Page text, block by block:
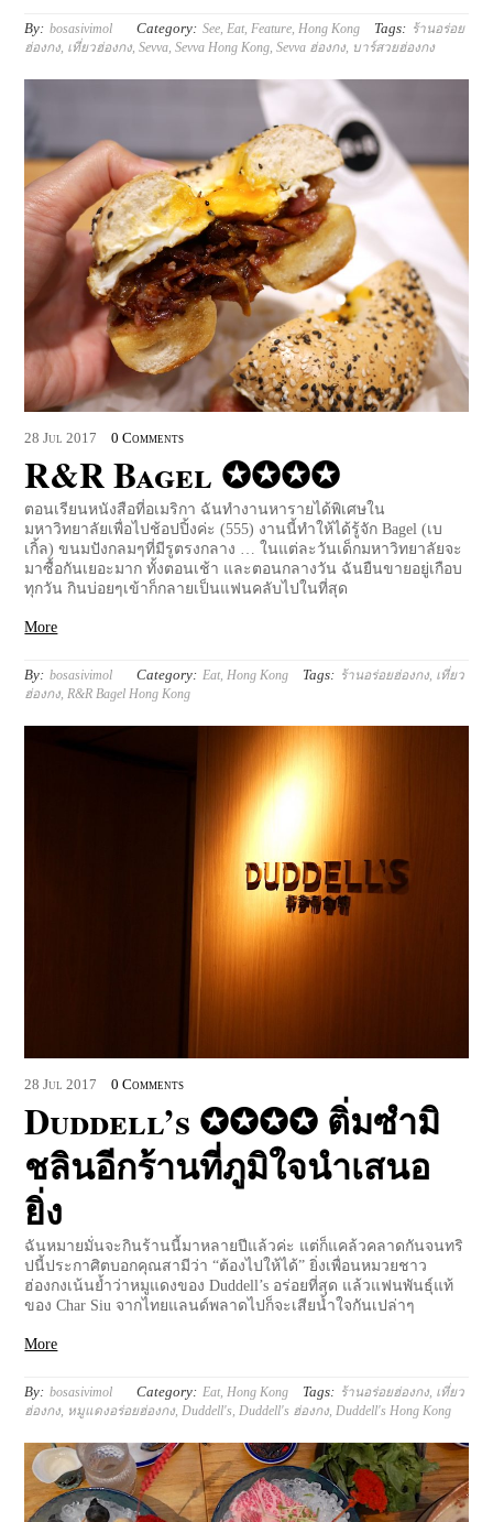
By: bosasivimol Category: See Eat, Feature Hong Kong Tags: ร้านอร่อย
ฮ่องกง, เที่ยวฮ่องกง,Sevva ,Sevva Hong Kong ,Sevva ฮ่องกง, บาร์สวยฮ่องกง
28 Jul 2017 0 Comments
R&R Bagel ✪✪✪✪
ตอนเรียนหนังสือที่อเมริกา ฉันทำงานหารายได้พิเศษใน
มหาวิทยาลัยเพื่อไปช้อปปิ้งค่ะ (555) งานนี้ทำให้ได้รู้จัก Bagel (เบ
เกิ้ล) ขนมปังกลมๆที่มีรูตรงกลาง … ในแต่ละวันเด็กมหาวิทยาลัยจะ
มาซื้อกันเยอะมาก ทั้งตอนเช้า และตอนกลางวัน ฉันยืนขายอยู่เกือบ
ทุกวัน กินบ่อยๆเข้าก็กลายเป็นแฟนคลับไปในที่สุด
More
By: bosasivimol Category: Eat, Hong Kong Tags: ร้านอร่อยฮ่องกง, เที่ยว
ฮ่องกง, R&R Bagel Hong Kong
28 Jul 2017 0 Comments
Duddell’s ✪✪✪✪ ติ่มซำมิ
ชลินอีกร้านที่ภูมิใจนำเสนอ
ยิ่ง
ฉันหมายมั่นจะกินร้านนี้มาหลายปีแล้วค่ะ แต่ก็แคล้วคลาดกันจนทริ
ปนี้ประกาศิตบอกคุณสามีว่า “ต้องไปให้ได้” ยิ่งเพื่อนหมวยชาว
ฮ่องกงเน้นย้ำว่าหมูแดงของ Duddell’s อร่อยที่สุด แล้วแฟนพันธุ์แท้
ของ Char Siu จากไทยแลนด์พลาดไปก็จะเสียน้ำใจกันเปล่าๆ
More
By: bosasivimol Category: Eat,Hong Kong Tags: ร้านอร่อยฮ่องกง, เที่ยว
ฮ่องกง, หมูแดงอร่อยฮ่องกง,Duddell's,Duddell's ฮ่องกง,Duddell's Hong Kong